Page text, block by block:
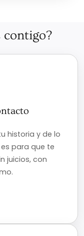
contigo?
historia y de lo
para que te
juicios, con